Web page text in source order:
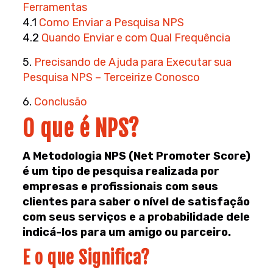
Ferramentas
4.1 Como Enviar a Pesquisa NPS
4.2 Quando Enviar e com Qual Frequência
5. Precisando de Ajuda para Executar sua
Pesquisa NPS – Terceirize Conosco
6. Conclusão
O que é NPS?
A Metodologia NPS (Net Promoter Score)
é um tipo de pesquisa realizada por
empresas e profissionais com seus
clientes para saber o nível de satisfação
com seus serviços e a probabilidade dele
indicá-los para um amigo ou parceiro.
E o que Significa?